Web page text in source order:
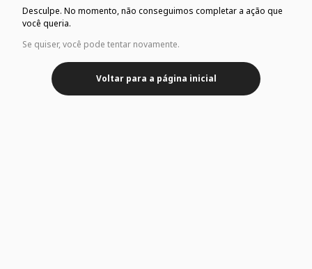
Desculpe. No momento, não conseguimos completar a ação que
você queria.
Se quiser, você pode tentar novamente.
Voltar para a página inicial